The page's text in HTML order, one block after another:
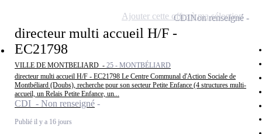
directeur multi accueil H/F -
EC21798
VILLE DE MONTBELIARD - 25 - MONTBÉLIARD
directeur multi accueil H/F - EC21798 Le Centre Communal d'Action Sociale de
Montbéliard (Doubs), recherche pour son secteur Petite Enfance (4 structures multi-
accueil, un Relais Petite Enfance, un...
CDI - Non renseigné
Publié il y a 16 jours
CDINon renseigné
Ajouter cette offre à ma sélection